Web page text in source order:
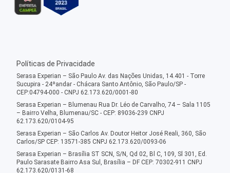
Políticas de Privacidade
Serasa Experian – São Paulo Av. das Nações Unidas, 14.401 - Torre
Sucupira - 24ºandar - Chácara Santo Antônio, São Paulo/SP -
CEP:04794-000 - CNPJ 62.173.620/0001-80
Serasa Experian – Blumenau Rua Dr. Léo de Carvalho, 74 – Sala 1105
– Bairro Velha, Blumenau/SC - CEP: 89036-239 CNPJ
62.173.620/0104-95
Serasa Experian – São Carlos Av. Doutor Heitor José Reali, 360, São
Carlos/SP CEP: 13571-385 CNPJ 62.173.620/0093-06
Serasa Experian – Brasília ST SCN, S/N, Qd 02, Bl C, 109, Sl 301, Ed.
Paulo Sarasate Bairro Asa Sul, Brasília – DF CEP: 70302-911 CNPJ
62.173.620/0131-68